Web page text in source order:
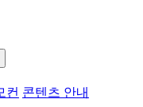
컨 콘텐츠 안내